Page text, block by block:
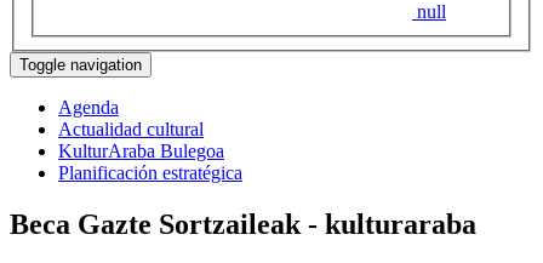
null
Toggle navigation
Agenda
Actualidad cultural
KulturAraba Bulegoa
Planificación estratégica
Beca Gazte Sortzaileak - kulturaraba